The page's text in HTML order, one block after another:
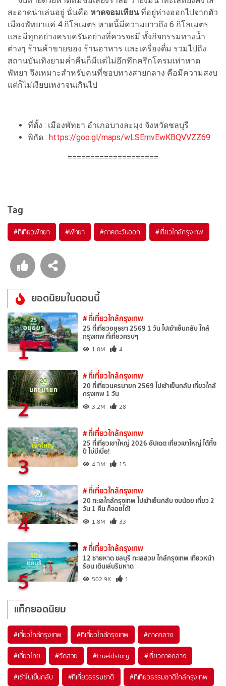
สะอาดน่าเล่นอยู่ นั่นคือ หาดจอมเทียนที่อยู่ห่างออกไปจากตัว
เมืองพัทยาแค่ 4 กิโลเมตร หาดนี้มีความยาวถึง 6 กิโลเมตร
และมีทุกอย่างครบครันอย่างที่ควรจะมี ทั้งกิจกรรมทางน้ำ
ต่างๆ ร้านค้าขายของ ร้านอาหาร และเครื่องดื่ม รวมไปถึง
สถานบันเทิงยามค่ำคืนก็มีแต่ไม่อึกทึกครึกโครมเท่าหาด
พัทยา จึงเหมาะสำหรับคนที่ชอบทางสายกลาง คือมีความสงบ
แต่ก็ไม่เงียบเหงาจนเกินไป
ที่ตั้ง : เมืองพัทยา อำเภอบางละมุง จังหวัดชลบุรี
พิกัด : https://goo.gl/maps/wLSEmvEwKBQVVZZ69
====================
Tag
#ที่เที่ยวพัทยา #พัทยา #ภาคตะวันออก #เที่ยวใกล้กรุงเทพ
ยอดนิยมในตอนนี้
1
# ที่เที่ยวใกล้กรุงเทพ
25 ที่เที่ยวอยุธยา 2569 1 วัน ไปเช้าเย็นกลับ ใกล้
กรุงเทพ ที่เที่ยวครบๆ
1.8M 4
2
# ที่เที่ยวใกล้กรุงเทพ
20 ที่เที่ยวนครนายก 2569 ไปเช้าเย็นกลับ เที่ยวใกล้
กรุงเทพ 1 วัน
3.2M 28
3
# ที่เที่ยวใกล้กรุงเทพ
25 ที่เที่ยวเขาใหญ่ 2026 อัปเดต เที่ยวเขาใหญ่ ได้ทั้ง
ปี ไม่มีเบื่อ!
4.3M 15
4
# ที่เที่ยวใกล้กรุงเทพ
20 ทะเลใกล้กรุงเทพ ไปเช้าเย็นกลับ งบน้อย เที่ยว 2
วัน 1 คืน ก็จอยได้!
1.8M 33
5
# ที่เที่ยวใกล้กรุงเทพ
12 ชายหาด ชลบุรี ทะเลสวย ใกล้กรุงเทพ เที่ยวหน้า
ร้อน เดินเล่นริมหาด
502.9K 1
แท็กยอดนิยม
#เที่ยวใกล้กรุงเทพ #ที่เที่ยวใกล้กรุงเทพ #ภาคกลาง
#เที่ยวไทย #วัดสวย #trueidstory #เที่ยวภาคกลาง
#เช้าไปเย็นกลับ #ที่เที่ยวธรรมชาติ #ที่เที่ยวธรรมชาติใกล้กรุงเทพ